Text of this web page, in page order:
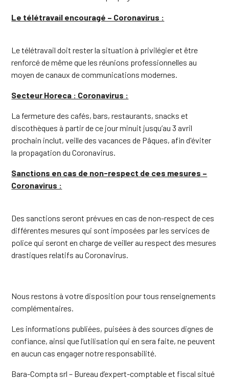
Le télétravail encouragé – Coronavirus :
Le télétravail doit rester la situation à privilégier et être
renforcé de même que les réunions professionnelles au
moyen de canaux de communications modernes.
Secteur Horeca : Coronavirus :
La fermeture des cafés, bars, restaurants, snacks et
discothèques à partir de ce jour minuit jusqu’au 3 avril
prochain inclut, veille des vacances de Pâques, afin d'éviter
la propagation du Coronavirus.
Sanctions en cas de non-respect de ces mesures –
Coronavirus :
Des sanctions seront prévues en cas de non-respect de ces
différentes mesures qui sont imposées par les services de
police qui seront en charge de veiller au respect des mesures
drastiques relatifs au Coronavirus.
Nous restons à votre disposition pour tous renseignements
complémentaires.
Les informations publiées, puisées à des sources dignes de
confiance, ainsi que l’utilisation qui en sera faite, ne peuvent
en aucun cas engager notre responsabilité.
Bara-Compta srl – Bureau d’expert-comptable et fiscal situé